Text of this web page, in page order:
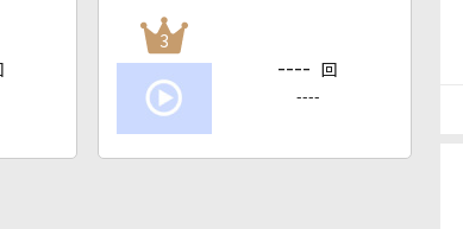
3
---- 回
----